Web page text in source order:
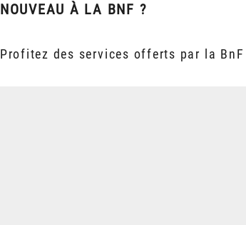
NOUVEAU À LA BNF ?
Profitez des services offerts par la